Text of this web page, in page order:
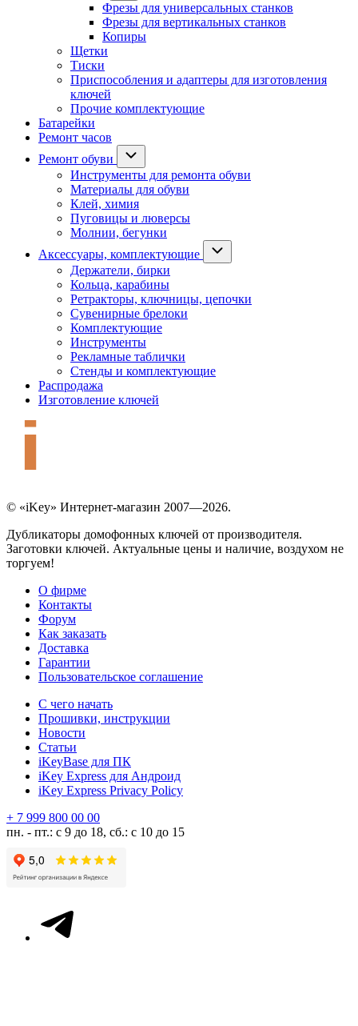
Фрезы для универсальных станков
Фрезы для вертикальных станков
Копиры
Щетки
Тиски
Приспособления и адаптеры для изготовления
ключей
Прочие комплектующие
Батарейки
Ремонт часов
Ремонт обуви
Инструменты для ремонта обуви
Материалы для обуви
Клей, химия
Пуговицы и люверсы
Молнии, бегунки
Аксессуары, комплектующие
Держатели, бирки
Кольца, карабины
Ретракторы, ключницы, цепочки
Сувенирные брелоки
Комплектующие
Инструменты
Рекламные таблички
Стенды и комплектующие
Распродажа
Изготовление ключей
© «iKey» Интернет-магазин 2007—2026.
Дубликаторы домофонных ключей от производителя.
Заготовки ключей. Актуальные цены и наличие, воздухом не
торгуем!
О фирме
Контакты
Форум
Как заказать
Доставка
Гарантии
Пользовательское соглашение
С чего начать
Прошивки, инструкции
Новости
Статьи
iKeyBase для ПК
iKey Express для Андроид
iKey Express Privacy Policy
+ 7 999 800 00 00
пн. - пт.: с 9 до 18, сб.: с 10 до 15